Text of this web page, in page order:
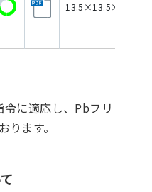
13.5×13.5×2
に適応し、Pbフリ
ます。